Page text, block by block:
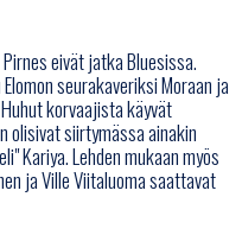
eivät jatka Bluesissa.
seurakaveriksi Moraan ja
korvaajista käyvät
olisivat siirtymässa ainakin
Kariya. Lehden mukaan myös
ja Ville Viitaluoma saattavat